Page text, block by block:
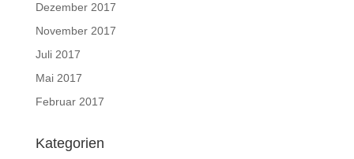
Dezember 2017
November 2017
Juli 2017
Mai 2017
Februar 2017
Kategorien